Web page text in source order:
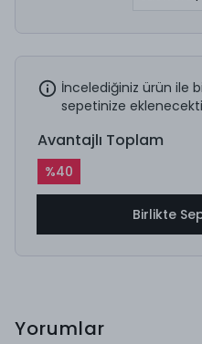
İncelediğiniz ürün ile
sepetinize
Avantajlı Toplam
%40
Birlikte
Yorumlar